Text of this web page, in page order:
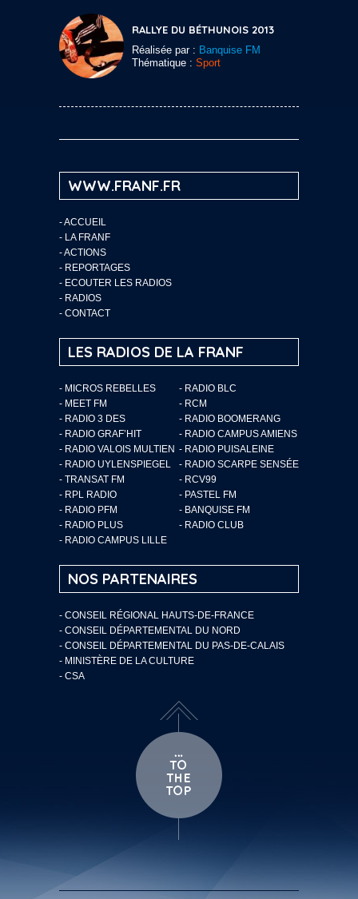
RALLYE DU BÉTHUNOIS 2013
Réalisée par : Banquise FM
Thématique : Sport
WWW.FRANF.FR
-ACCUEIL
- LA FRANF
-ACTIONS
- REPORTAGES
- ECOUTER LES RADIOS
- RADIOS
- CONTACT
LES RADIOS DE LA FRANF
- MICROS REBELLES
- RADIO BLC
- MEET FM
- RCM
- RADIO 3 DES
- RADIO BOOMERANG
- RADIO GRAF’HIT
- RADIO CAMPUS AMIENS
- RADIO VALOIS MULTIEN - RADIO PUISALEINE
- RADIO UYLENSPIEGEL
- RADIO SCARPE SENSÉE
- TRANSAT FM
- RCV99
- RPL RADIO
- PASTEL FM
- RADIO PFM
- BANQUISE FM
- RADIO PLUS
- RADIO CLUB
- RADIO CAMPUS LILLE
NOS PARTENAIRES
- CONSEIL RÉGIONAL HAUTS-DE-FRANCE
- CONSEIL DÉPARTEMENTAL DU NORD
- CONSEIL DÉPARTEMENTAL DU PAS-DE-CALAIS
- MINISTÈRE DE LA CULTURE
- CSA